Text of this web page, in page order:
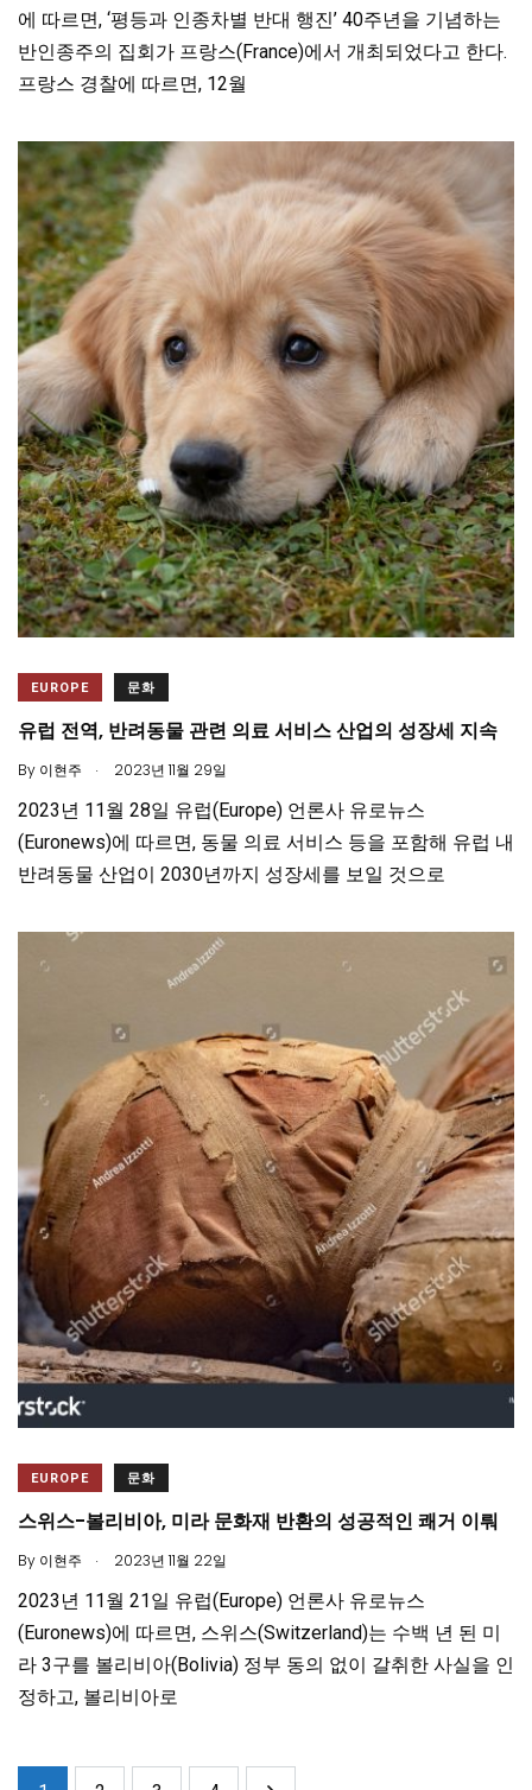
에 따르면, ‘평등과 인종차별 반대 행진’ 40주년을 기념하는
반인종주의 집회가 프랑스(France)에서 개최되었다고 한다.
프랑스 경찰에 따르면, 12월
EUROPE 문화
유럽 전역, 반려동물 관련 의료 서비스 산업의 성장세 지속
By 이현주 . 2023년 11월 29일
2023년 11월 28일 유럽(Europe) 언론사 유로뉴스
(Euronews)에 따르면, 동물 의료 서비스 등을 포함해 유럽 내
반려동물 산업이 2030년까지 성장세를 보일 것으로
EUROPE 문화
스위스-볼리비아, 미라 문화재 반환의 성공적인 쾌거 이뤄
By 이현주 . 2023년 11월 22일
2023년 11월 21일 유럽(Europe) 언론사 유로뉴스
(Euronews)에 따르면, 스위스(Switzerland)는 수백 년 된 미
라 3구를 볼리비아(Bolivia) 정부 동의 없이 갈취한 사실을 인
정하고, 볼리비아로